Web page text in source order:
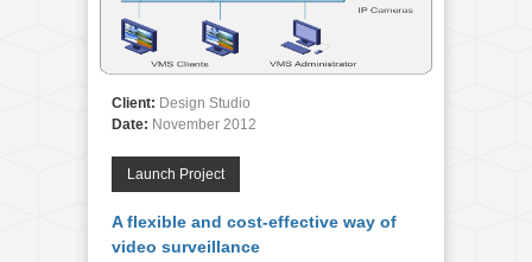
Client: Design Studio
Date: November 2012
Launch Project
A flexible and cost-effective way of
video surveillance